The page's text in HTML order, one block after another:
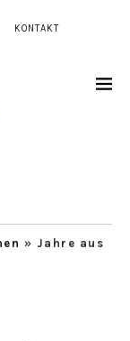
KONTAKT
» Jahre aus